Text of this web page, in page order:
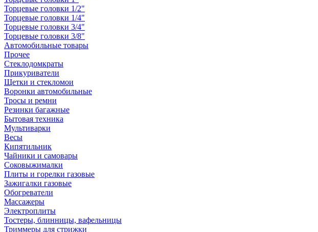
Торцевые головки 1/2"
Торцевые головки 1/4"
Торцевые головки 3/4"
Торцевые головки 3/8"
Автомобильные товары
Прочее
Стеклодомкраты
Прикуриватели
Щетки и стекломои
Воронки автомобильные
Тросы и ремни
Резинки багажные
Бытовая техника
Мультиварки
Весы
Кипятильник
Чайники и самовары
Соковыжималки
Плиты и горелки газовые
Зажигалки газовые
Обогреватели
Массажеры
Электроплиты
Тостеры, блинницы, вафельницы
Триммеры для стрижки